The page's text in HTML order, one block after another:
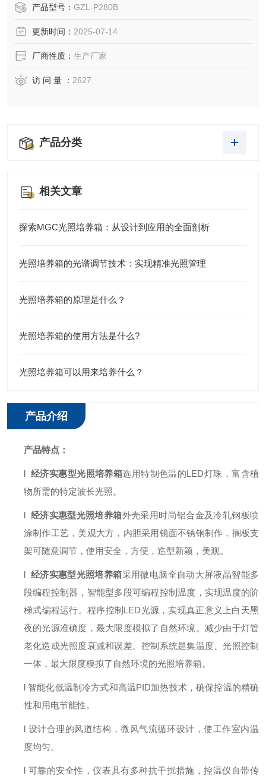
产品型号： GZL-P280B
更新时间： 2025-07-14
厂商性质： 生产厂家
访 问 量 ： 2627
产品分类
相关文章
探索MGC光照培养箱：从设计到应用的全面剖析
光照培养箱的光谱调节技术：实现精准光照管理
光照培养箱的原理是什么？
光照培养箱的使用方法是什么?
光照培养箱可以用来培养什么？
产品介绍
产品特点：
l 经济实惠型光照培养箱选用特制色温的LED灯珠，富含植
物所需的特定波长光照。
l 经济实惠型光照培养箱外壳采用时尚铝合金及冷轧钢板喷
涂制作工艺，美观大方，内胆采用镜面不锈钢制作，搁板支
架可随意调节，使用安全，方便， 造型新颖，美观。
l 经济实惠型光照培养箱采用微电脑全自动大屏液晶智能多
段编程控制器， 智能型多段可编程控制温度，实现温度的阶
梯式编程运行。程序控制LED光源，实现真正意义上白天黑
夜的光源准确度，最大限度模拟了自然环境。减少由于灯管
老化造成光照度衰减和误差。控制系统是集温度、光照控制
一体，最大限度模拟了自然环境的光照培养箱。
l 智能化低温制冷方式和高温PID加热技术，确保控温的精确
性和用电节能性。
l 设计合理的风道结构，微风气流循环设计，使工作室内温
度均匀。
l 可靠的安全性，仪表具有多种抗干扰措施，控温仪自带传